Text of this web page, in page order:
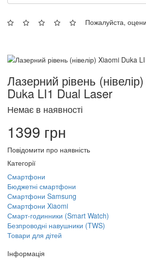
Пожалуйста,
Лазерний рівень
Duka LI1 Dual Laser
Немає в наявності
1399 грн
Повідомити про наявність
Категорії
Смартфони
Бюджетні смартфони
Смартфони Samsung
Смартфони Xiaomi
Смарт-годинники (Smart Watch)
Безпроводні навушники (TWS)
Товари для дітей
Інформація